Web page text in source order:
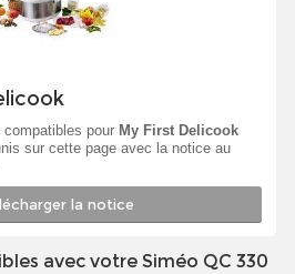
compatibles pour My First Delicook
sur cette page avec la notice au
la notice
avec votre Siméo QC 330